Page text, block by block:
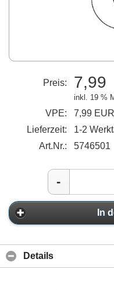
Preis: 7,99
inkl. 19 %
VPE:
7,99
Lieferzeit:
1-2
Art.Nr.:
5746501
-
In
Details